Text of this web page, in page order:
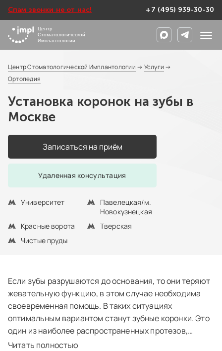
Спам звонки не от нас! +7 (495) 939-30-30
Центр
Стоматологической
Имплантологии
Центр Стоматологической Имплантологии → Услуги →
Ортопедия
Установка коронок на зубы в
Москве
Записаться на приём
Удаленная консультация
Университет
Красные ворота
Чистые пруды
Павелецкая/м.
Новокузнецкая
Тверская
Если зубы разрушаются до основания, то они теряют
жевательную функцию, в этом случае необходима
своевременная помощь. В таких ситуациях
оптимальным вариантом станут зубные коронки. Это
один из наиболее распространенных протезов,
позволяющих укрепить и восстановить разрушенные
Читать полностью